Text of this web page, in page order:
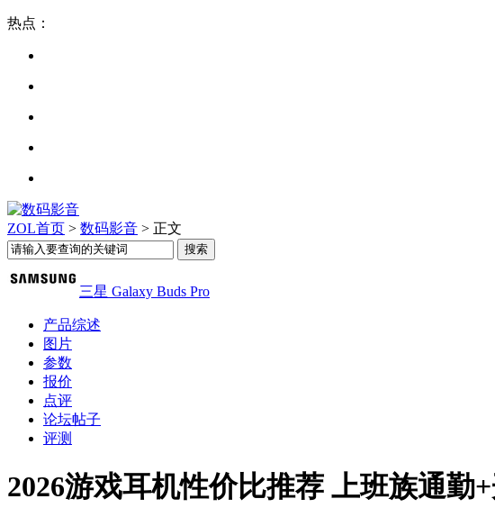
热点：
ZOL首页 > 数码影音 > 正文
三星 Galaxy Buds Pro
产品综述
图片
参数
报价
点评
论坛帖子
评测
2026游戏耳机性价比推荐 上班族通勤